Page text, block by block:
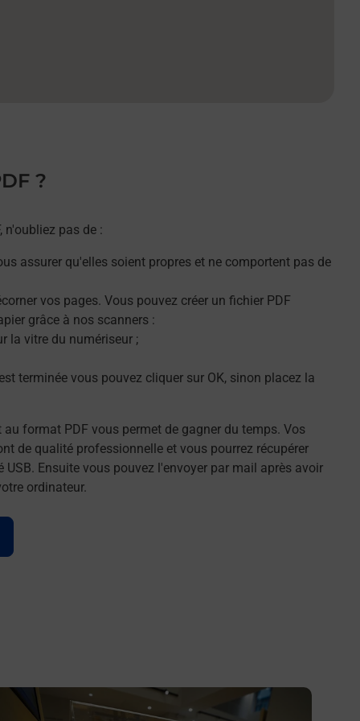
?
n'oubliez pas de :
assurer qu'elles soient propres et ne comportent pas de
vos pages. Vous pouvez créer un fichier PDF
grâce à nos scanners :
la vitre du numériseur ;
terminée vous pouvez cliquer sur OK, sinon placez la
format PDF vous permet de gagner du temps. Vos
de qualité professionnelle et vous pourrez récupérer
Ensuite vous pouvez l'envoyer par mail après avoir
ordinateur.
savoir plus